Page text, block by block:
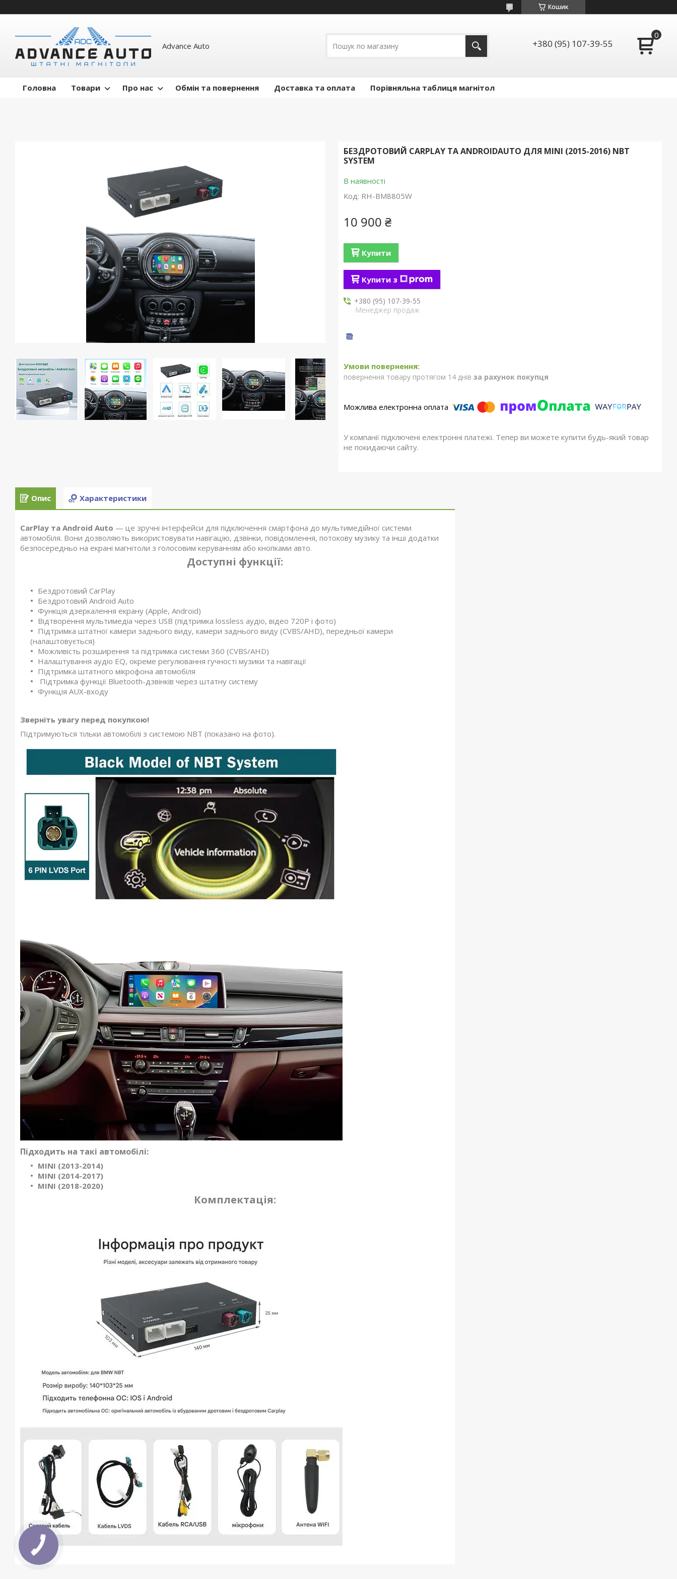
Кошик
Advance Auto +380 (95) 107-39-55
Головна Товари Про нас Обмін та повернення Доставка та оплата Порівняльна таблиця магнітол
БЕЗДРОТОВИЙ CARPLAY ТА ANDROIDAUTO ДЛЯ MINI (2015-2016) NBT
SYSTEM
В наявності
Код: RH-BM8805W
10 900 ₴
Купити
Купити з
+380 (95) 107-39-55
Менеджер продаж
повернення товару протягом 14 днів за рахунок покупця
У компанії підключені електронні платежі. Тепер ви можете купити будь-який товар
не покидаючи сайту.
Опис Характеристики
CarPlay та Android Auto — це зручні інтерфейси для підключення смартфона до мультимедійної системи
автомобіля. Вони дозволяють використовувати навігацію, дзвінки, повідомлення, потокову музику та інші додатки
безпосередньо на екрані магнітоли з голосовим керуванням або кнопками авто.
Доступні функції:
Бездротовий CarPlay
Бездротовий Android Auto
Функція дзеркалення екрану (Apple, Android)
Відтворення мультимедіа через USB (підтримка lossless аудіо, відео 720P і фото)
Підтримка штатної камери заднього виду, камери заднього виду (CVBS/AHD), передньої камери
(налаштовується)
Можливість розширення та підтримка системи 360 (CVBS/AHD)
Налаштування аудіо EQ, окреме регулювання гучності музики та навігації
Підтримка штатного мікрофона автомобіля
Підтримка функції Bluetooth-дзвінків через штатну систему
Функція AUX-входу
Зверніть увагу перед покупкою!
Підтримуються тільки автомобілі з системою NBT (показано на фото).
Підходить на такі автомобілі:
MINI (2013-2014)
MINI (2014-2017)
MINI (2018-2020)
Комплектація: